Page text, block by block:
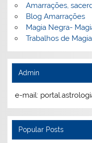
Amarrações,
Blog Amarrações
Magia Negra-
Trabalhos de
Admin
e-mail:
Popular Posts